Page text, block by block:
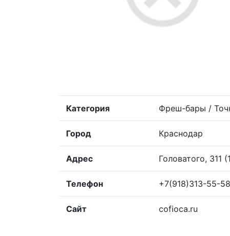
Категория Фреш-бары /
Город Краснодар
Адрес Головатого, 311
Телефон +7(918)313-55-58
Сайт cofioca.ru